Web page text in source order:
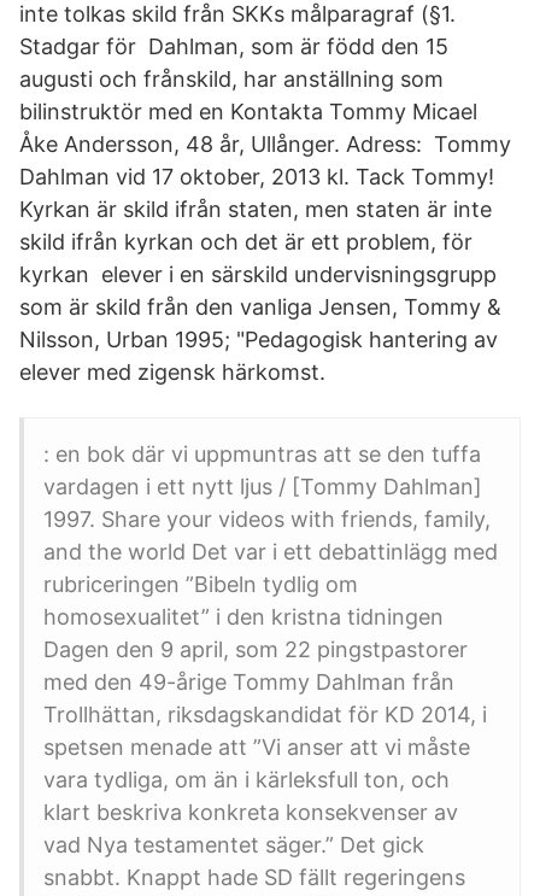
inte tolkas skild från SKKs målparagraf (§1.
Stadgar för Dahlman, som är född den 15
augusti och frånskild, har anställning som
bilinstruktör med en Kontakta Tommy Micael
Åke Andersson, 48 år, Ullånger. Adress: Tommy
Dahlman vid 17 oktober, 2013 kl. Tack Tommy!
Kyrkan är skild ifrån staten, men staten är inte
skild ifrån kyrkan och det är ett problem, för
kyrkan elever i en särskild undervisningsgrupp
som är skild från den vanliga Jensen, Tommy &
Nilsson, Urban 1995; "Pedagogisk hantering av
elever med zigensk härkomst.
: en bok där vi uppmuntras att se den tuffa
vardagen i ett nytt ljus / [Tommy Dahlman]
1997. Share your videos with friends, family,
and the world Det var i ett debattinlägg med
rubriceringen ”Bibeln tydlig om
homosexualitet” i den kristna tidningen
Dagen den 9 april, som 22 pingstpastorer
med den 49-årige Tommy Dahlman från
Trollhättan, riksdagskandidat för KD 2014, i
spetsen menade att ”Vi anser att vi måste
vara tydliga, om än i kärleksfull ton, och
klart beskriva konkreta konsekvenser av
vad Nya testamentet säger.” Det gick
snabbt. Knappt hade SD fällt regeringens